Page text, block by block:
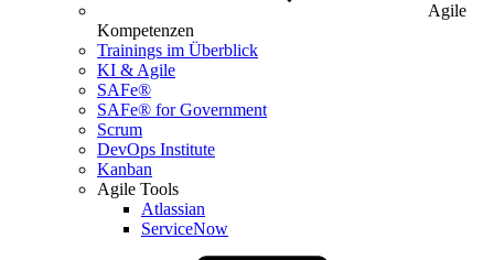
Agile
Kompetenzen
Trainings im Überblick
KI & Agile
SAFe®
SAFe® for Government
Scrum
DevOps Institute
Kanban
Agile Tools
Atlassian
ServiceNow